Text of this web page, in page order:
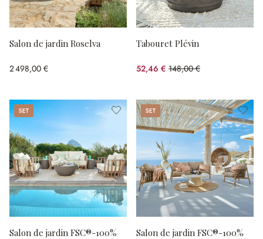
Salon de jardin Roselva
2 498,00 €
Tabouret Plévin
52,46 € 148,00 €
(64.55%spared)
Set
Salon de jardin FSC®-100%
Set
Salon de jardin FSC®-100%